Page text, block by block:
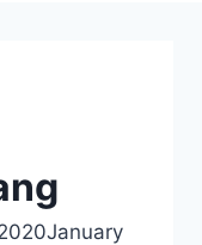
January